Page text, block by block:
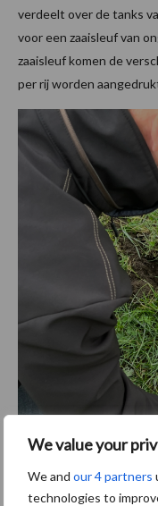
We value your
We and our 4 partners
technologies to
verdeelt over de tanks
voor een zaaisleuf van
zaaisleuf komen de
per rij worden